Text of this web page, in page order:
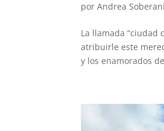
porAndrea
La llamada “ciudad
atribuirle este
y los enamorados